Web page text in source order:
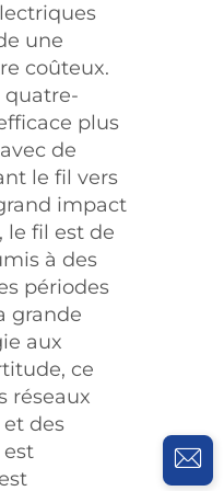
une
coûteux.
quatre-
plus
de
le fil vers
impact
le fil est de
à des
périodes
grande
aux
ce
réseaux
des